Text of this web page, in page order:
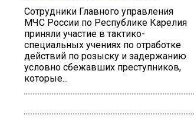
Сотрудники Главного управления
МЧС России по Республике Карелия
приняли участие в тактико-
специальных учениях по отработке
действий по розыску и задержанию
условно сбежавших преступников,
которые...